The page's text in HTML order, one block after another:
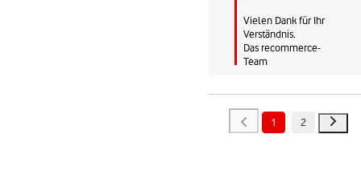
Vielen Dank für Ihr
Verständnis.
Das recommerce-
Team
1 2